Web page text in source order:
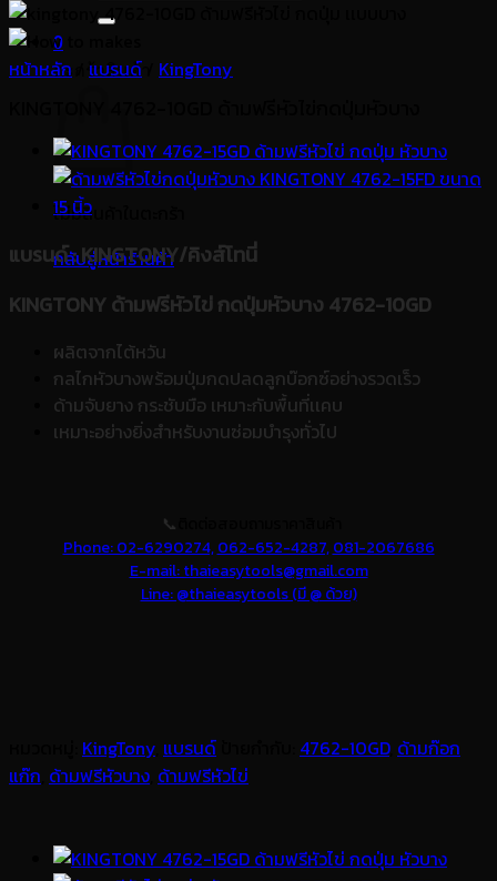
0
ตะกร้าสินค้า
ไม่มีสินค้าในตะกร้า
กลับสู่หน้าร้านค้า
หน้าหลัก แบรนด์ KingTony
แบรนด์: KINGTONY/คิงส์โทนี่
KINGTONY ด้ามฟรีหัวไข่ กดปุ่มหัวบาง 4762-10GD
ผลิตจากไต้หวัน
กลไกหัวบางพร้อมปุ่มกดปลดลูกบ๊อกซ์อย่างรวดเร็ว
ด้ามจับยาง กระชับมือ เหมาะกับพื้นที่เเคบ
เหมาะอย่างยิ่งสำหรับงานซ่อมบำรุงทั่วไป
📞
Phone: 02-6290274, 062-652-4287, 081-2067686
E-mail: thaieasytools@gmail.com
Line: @thaieasytools (มี @ ด้วย)
KingTony แบรนด์ 4762-10GD, ด้ามก๊อก
แก๊ก ด้ามฟรีหัวบาง ด้ามฟรีหัวไข่